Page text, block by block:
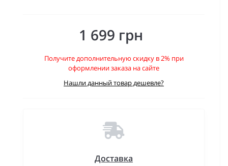
1 699 грн
Получите дополнительную скидку в 2% при
оформлении заказа на сайте
Нашли данный товар дешевле?
Доставка